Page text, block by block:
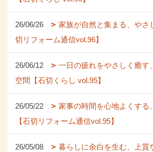
26/06/26
家族が自然と集まる、やさ
切リフォーム通信vol.96】
26/06/12
一日の疲れをやさしく癒す
空間【石切くらし vol.95】
26/05/22
家事の時間を心地よくする
【石切リフォーム通信vol.95】
26/05/08
暮らしに余白を生む、上質